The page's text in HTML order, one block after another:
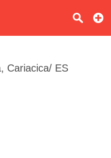
Cariacica/ ES